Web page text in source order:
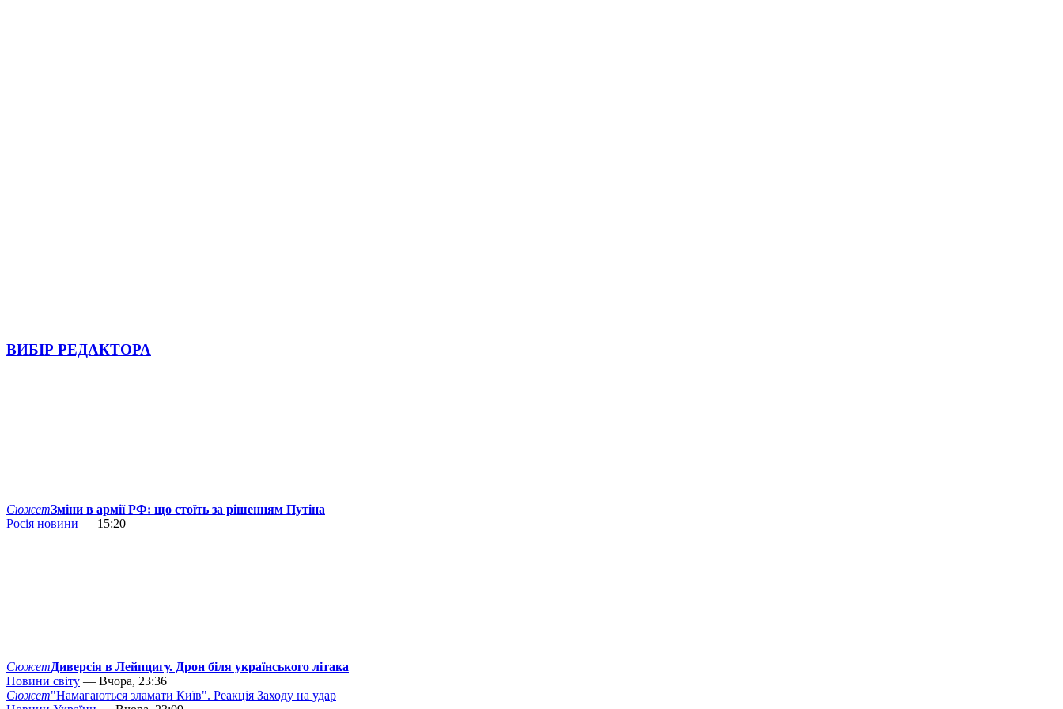
ВИБІР РЕДАКТОРА
СюжетЗміни в армії РФ: що стоїть за рішенням Путіна
Росія новини — 15:20
СюжетДиверсія в Лейпцигу. Дрон біля українського літака
Новини світу — Вчора, 23:36
Сюжет"Намагаються зламати Київ". Реакція Заходу на удар